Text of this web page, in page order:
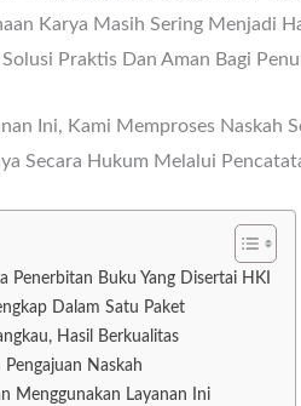
Karya Masih Sering Menjadi
Solusi Praktis Dan Aman Bagi
Ini, Kami Memproses Naskah
Secara Hukum Melalui
Penerbitan Buku Yang Disertai HKI
Dalam Satu Paket
Hasil Berkualitas
Pengajuan Naskah
Menggunakan Layanan Ini